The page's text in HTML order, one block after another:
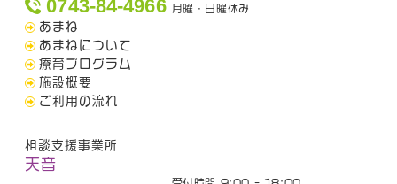
0743-84-4966
月曜・日曜休み
あまね
あまねについて
療育プログラム
施設概要
ご利用の流れ
相談支援事業所
天音